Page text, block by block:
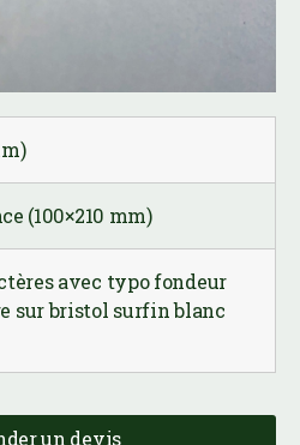
(100×210 mm)
avec typo fondeur
sur bristol surfin blanc
un devis